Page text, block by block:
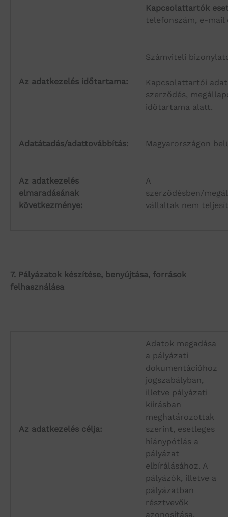
Kapcsolattartók
telefonszám, e-mail
Az adatkezelés időtartama:
Számviteli
Kapcsolattartói
szerződés,
időtartama alatt.
Adatátadás/adattovábbítás: Magyarországon
Az adatkezelés
elmaradásának
következménye:
A
szerződésben/
vállaltak nem
7. Pályázatok készítése, benyújtása, források
felhasználása
Az adatkezelés célja:
Adatok megadása
a pályázati
dokumentációhoz
jogszabályban,
illetve pályázati
kiírásban
meghatározottak
szerint, esetleges
hiánypótlás a
pályázat
elbírálásához. A
pályázók, illetve a
pályázatban
résztvevők
azonosítása.